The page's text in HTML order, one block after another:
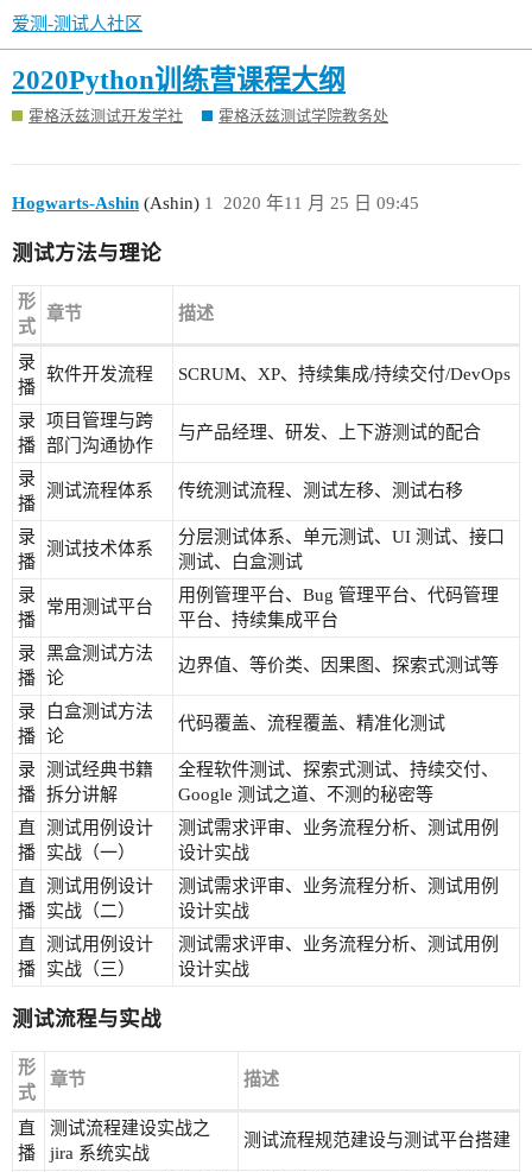
爱测-测试人社区
2020Python训练营课程大纲
霍格沃兹测试开发学社 霍格沃兹测试学院教务处
Hogwarts-Ashin (Ashin) 2020 年11 月 25 日 09:45
1
测试方法与理论
形
式
章节 描述
录
播
软件开发流程 SCRUM、XP、持续集成/持续交付/DevOps
录
播
项目管理与跨
部门沟通协作
与产品经理、研发、上下游测试的配合
录
播
测试流程体系 传统测试流程、测试左移、测试右移
录
播
测试技术体系
分层测试体系、单元测试、UI 测试、接口
测试、白盒测试
录
播
常用测试平台
用例管理平台、Bug 管理平台、代码管理
平台、持续集成平台
录
播
黑盒测试方法
论
边界值、等价类、因果图、探索式测试等
录
播
白盒测试方法
论
代码覆盖、流程覆盖、精准化测试
录
播
测试经典书籍
拆分讲解
全程软件测试、探索式测试、持续交付、
Google 测试之道、不测的秘密等
直
播
测试用例设计
实战（一）
测试需求评审、业务流程分析、测试用例
设计实战
直
播
测试用例设计
实战（二）
测试需求评审、业务流程分析、测试用例
设计实战
直
播
测试用例设计
实战（三）
测试需求评审、业务流程分析、测试用例
设计实战
测试流程与实战
形
式
章节 描述
直
播
测试流程建设实战之
jira 系统实战
测试流程规范建设与测试平台搭建